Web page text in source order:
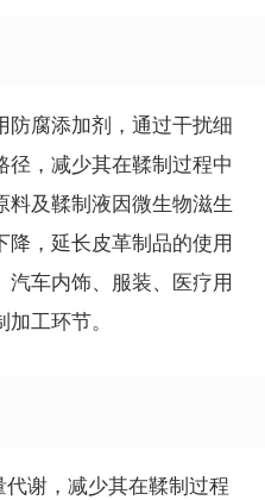
防腐添加剂，通过干扰细
径，减少其在鞣制过程中
料及鞣制液因微生物滋生
，延长皮革制品的使用
车内饰、服装、医疗用
工环节。
谢，减少其在鞣制过程